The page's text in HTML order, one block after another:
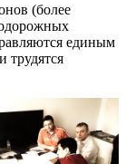
(более
единым
трудятся